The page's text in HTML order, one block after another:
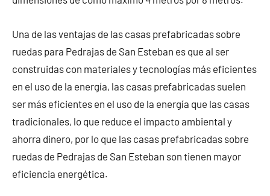
Una de las ventajas de las casas prefabricadas sobre
ruedas para Pedrajas de San Esteban es que al ser
construidas con materiales y tecnologías más eficientes
en el uso de la energía, las casas prefabricadas suelen
ser más eficientes en el uso de la energía que las casas
tradicionales, lo que reduce el impacto ambiental y
ahorra dinero, por lo que las casas prefabricadas sobre
ruedas de Pedrajas de San Esteban son tienen mayor
eficiencia energética.